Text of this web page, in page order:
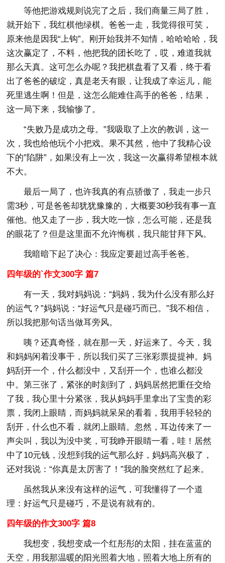
等他把游戏规则说完了之后，我们商量三局了胜，
就开始下，我红棋他绿棋。爸爸一走，我觉得很可笑，
原来他是因我“上钩”。刚开始我并不知情，哈哈哈哈，我
这次赢定了，不料，他把我的团长吃了，哎，难道我就
那么天真。这可怎么办呢？我把棋盘看了又看，终于看
出了爸爸的破绽，真是老天有眼，让我成了幸运儿，能
死里逃生啊！但是，这怎么能难住高手的爸爸，结果，
这一局下来，我输惨了。
“失败乃是成功之母。”我吸取了上次的教训，这一
次，我也给他玩个小把戏。果不其然，他中了我精心设
下的”陷阱”，如果没有上一次，我这一次赢得希望根本就
不大。
最后一局了，也许我真的有点骄傲了，我走一步只
需3秒，可是爸爸却犹犹豫豫的，大概要30秒我有事一直
催他。他又走了一步，我大吃一惊，怎么可能，还是我
的眼花了？但是这里面不允许悔棋，我只能甘拜下风。
我暗暗下起了决心：我应定要超过高手爸爸。
四年级的`作文300字 篇7
有一天，我对妈妈说：“妈妈，我为什么没有那么好
的运气？”妈妈说：“好运气只是碰巧而已。”我不相信，
所以我把那句话当做耳旁风。
咦？还真奇怪，就在那一天，好运来了。今天，我
和妈妈闲着没事干，所以我们买了三张彩票提提神。妈
妈刮开一个，什么都没中，又刮开一个，也谁么都没
中。第三张了，紧张的时刻到了，妈妈居然把重任交给
了我，我心里十分紧张，我从妈妈手里拿出了宝贵的彩
票，我闭上眼睛，而妈妈就呆呆的看着，我用手轻轻的
刮开，什么也不看，就闭上眼睛。忽然，耳边传来了一
声尖叫，我以为没中奖，可我睁开眼睛一看，哇！居然
中了10元钱，没想到我的运气那么好，妈妈高兴极了，
还对我说：“你真是太厉害了！”我的脸突然红了起来。
虽然我从来没有这样的运气，可我懂得了一个道
理：好运气只是碰巧，不是说有就有的。
四年级的作文300字 篇8
我想变，我想变成一个红彤彤的太阳，挂在蓝蓝的
天空，用我那温暖的阳光照着大地，照着大地上所有的